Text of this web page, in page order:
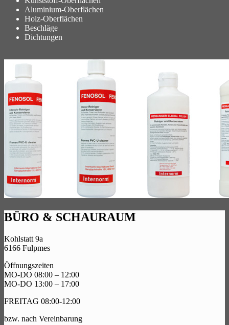
Aluminium-Oberflächen
Holz-Oberflächen
Beschläge
Dichtungen
BÜRO & SCHAURAUM
Kohlstatt 9a
6166 Fulpmes
Öffnungszeiten
MO-DO 08:00 – 12:00
MO-DO 13:00 – 17:00
FREITAG 08:00-12:00
bzw. nach Vereinbarung